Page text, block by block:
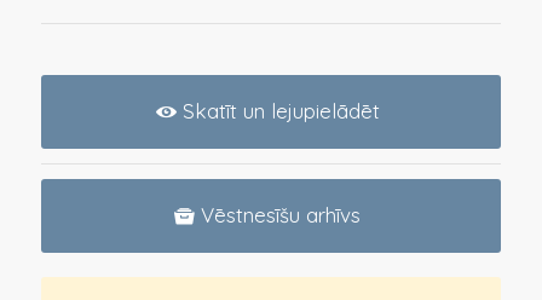
Skatīt un lejupielādēt
Vēstnesīšu arhīvs